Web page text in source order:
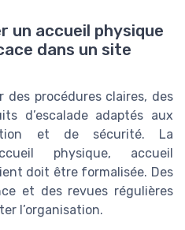
accueil physique
dans un site
des procédures claires, des
d’escalade adaptés aux
et de sécurité. La
physique, accueil
doit être formalisée. Des
et des revues régulières
l’organisation.